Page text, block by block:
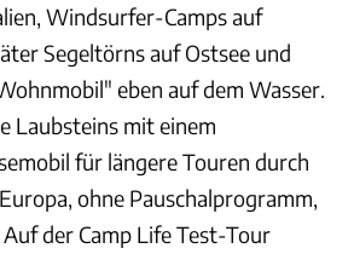
Windsurfer-Camps auf
Segeltörns auf Ostsee und
eben auf dem Wasser.
Laubsteins mit einem
für längere Touren durch
ohne Pauschalprogramm,
der Camp Life Test-Tour